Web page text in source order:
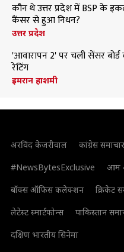
कौन थे उत्तर प्रदेश में BSP के
कैंसर से हुआ निधन?
उत्तर प्रदेश
'आवारापन 2' पर चली सेंसर
रेटिंग
इमरान हाशमी
अरविंद केजरीवाल कांग्रेस समाचार
#NewsBytesExclusive
आम
बॉक्स ऑफिस कलेक्शन
क्रिकेट
लेटेस्ट स्मार्टफोन्स
पाकिस्तान
दक्षिण भारतीय सिनेमा